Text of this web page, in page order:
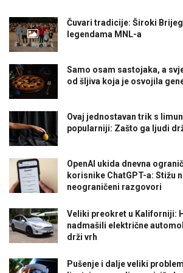
Čuvari tradicije: Široki
legendama MNL-a
Samo osam sastojaka, a
od šljiva koja je osvojila
Ovaj jednostavan trik s
popularniji: Zašto ga ljudi
OpenAI ukida dnevna
korisnike ChatGPT-a: Stižu
neograničeni razgovori
Veliki preokret u Kaliforniji:
nadmašili električne
drži vrh
Pušenje i dalje veliki